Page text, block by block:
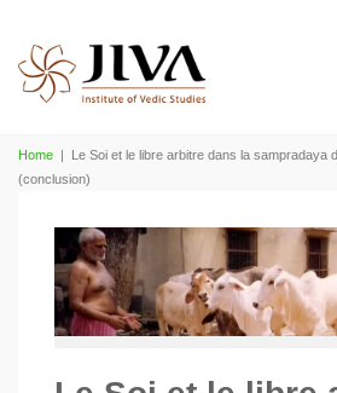
Home | Le Soi et le libre arbitre dans la sampradaya
(conclusion)